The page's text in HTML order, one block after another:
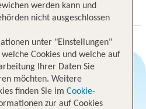
24/7 TUI Service
werden kann und
nicht ausgeschlossen
unter "Einstellungen"
Cookies und welche auf
Ihrer Daten Sie
möchten. Weitere
finden Sie im Cookie-
zur auf Cookies